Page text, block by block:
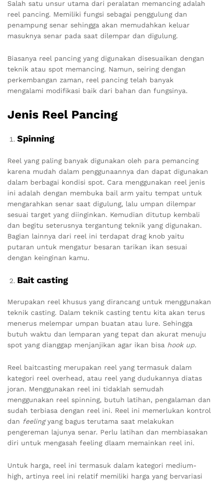
Salah satu unsur utama dari peralatan memancing adalah
reel pancing. Memiliki fungsi sebagai penggulung dan
penampung senar sehingga akan memudahkan keluar
masuknya senar pada saat dilempar dan digulung.
Biasanya reel pancing yang digunakan disesuaikan dengan
teknik atau spot memancing. Namun, seiring dengan
perkembangan zaman, reel pancing telah banyak
mengalami modifikasi baik dari bahan dan fungsinya.
Jenis Reel Pancing
Spinning
Reel yang paling banyak digunakan oleh para pemancing
karena mudah dalam penggunaannya dan dapat digunakan
dalam berbagai kondisi spot. Cara menggunakan reel jenis
ini adalah dengan membuka bail arm yaitu tempat untuk
mengarahkan senar saat digulung, lalu umpan dilempar
sesuai target yang diinginkan. Kemudian ditutup kembali
dan begitu seterusnya tergantung teknik yang digunakan.
Bagian lainnya dari reel ini terdapat drag knob yaitu
putaran untuk mengatur besaran tarikan ikan sesuai
dengan keinginan kamu.
Bait casting
Merupakan reel khusus yang dirancang untuk menggunakan
teknik casting. Dalam teknik casting tentu kita akan terus
menerus melempar umpan buatan atau lure. Sehingga
butuh waktu dan lemparan yang tepat dan akurat menuju
spot yang dianggap menjanjikan agar ikan bisa hook up.
Reel baitcasting merupakan reel yang termasuk dalam
kategori reel overhead, atau reel yang dudukannya diatas
joran. Menggunakan reel ini tidaklah semudah
menggunakan reel spinning, butuh latihan, pengalaman dan
sudah terbiasa dengan reel ini. Reel ini memerlukan kontrol
dan feelingyang bagus terutama saat melakukan
pengereman lajunya senar. Perlu latihan dan membiasakan
diri untuk mengasah feeling dlaam memainkan reel ini.
Untuk harga, reel ini termasuk dalam kategori medium-
high, artinya reel ini relatif memiliki harga yang bervariasi